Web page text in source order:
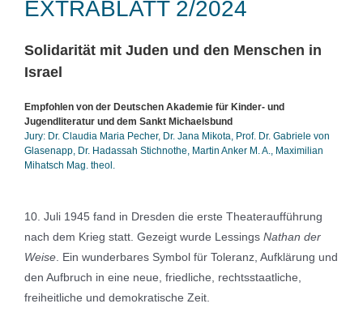
EXTRABLATT 2/2024
Solidarität mit Juden und den Menschen in
Israel
Empfohlen von der Deutschen Akademie für Kinder- und
Jugendliteratur und dem Sankt Michaelsbund
Jury: Dr. Claudia Maria Pecher, Dr. Jana Mikota, Prof. Dr. Gabriele von
Glasenapp, Dr. Hadassah Stichnothe, Martin Anker M. A., Maximilian
Mihatsch Mag. theol.
10. Juli 1945 fand in Dresden die erste Theateraufführung
nach dem Krieg statt. Gezeigt wurde Lessings Nathan der
Weise . Ein wunderbares Symbol für Toleranz, Aufklärung und
den Aufbruch in eine neue, friedliche, rechtsstaatliche,
freiheitliche und demokratische Zeit.